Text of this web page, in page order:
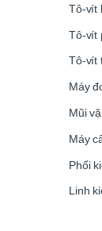
Tô-vít
Tô-vít
Tô-vít
Máy
Mũi
Máy
Phối
Linh